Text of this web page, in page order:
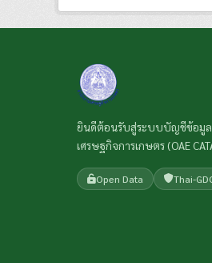
ยินดีต้อนรับสู่ระบบบัญชีข้อมูล
เศรษฐกิจการเกษตร (OAE
Open Data Thai-